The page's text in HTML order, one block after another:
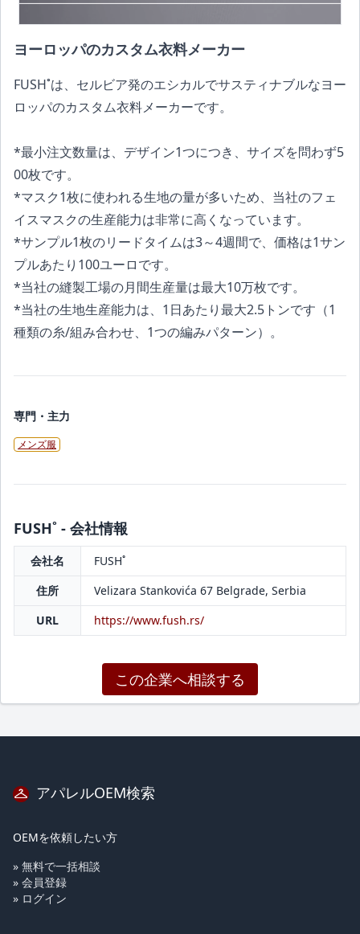
ヨーロッパのカスタム衣料メーカー
FUSH˚は、セルビア発のエシカルでサスティナブルなヨー
ロッパのカスタム衣料メーカーです。
*最小注文数量は、デザイン1つにつき、サイズを問わず5
00枚です。
*マスク1枚に使われる生地の量が多いため、当社のフェ
イスマスクの生産能力は非常に高くなっています。
*サンプル1枚のリードタイムは3～4週間で、価格は1サン
プルあたり100ユーロです。
*当社の縫製工場の月間生産量は最大10万枚です。
*当社の生地生産能力は、1日あたり最大2.5トンです（1
種類の糸/組み合わせ、1つの編みパターン）。
専門・主力
メンズ服
FUSH˚ - 会社情報
会社名
FUSH˚
住所
Velizara Stankovića 67 Belgrade, Serbia
URL
https://www.fush.rs/
この企業へ相談する
アパレルOEM検索
OEMを依頼したい方
» 無料で一括相談
» 会員登録
» ログイン